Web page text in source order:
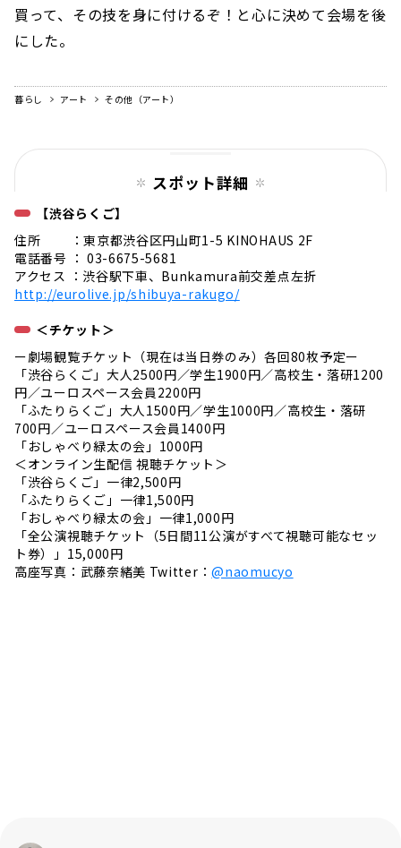
買って、その技を身に付けるぞ！と心に決めて会場を後
にした。
暮らし アート その他（アート）
スポット詳細
【渋谷らくご】
住所 ：東京都渋谷区円山町1-5 KINOHAUS 2F
電話番号 ： 03-6675-5681
アクセス ：渋谷駅下車、Bunkamura前交差点左折
http://eurolive.jp/shibuya-rakugo/
＜チケット＞
ー劇場観覧チケット（現在は当日券のみ）各回80枚予定ー
「渋谷らくご」大人2500円／学生1900円／高校生・落研1200
円／ユーロスペース会員2200円
「ふたりらくご」大人1500円／学生1000円／高校生・落研
700円／ユーロスペース会員1400円
「おしゃべり緑太の会」1000円
＜オンライン生配信 視聴チケット＞
「渋谷らくご」一律2,500円
「ふたりらくご」一律1,500円
「おしゃべり緑太の会」一律1,000円
「全公演視聴チケット（5日間11公演がすべて視聴可能なセッ
ト券）」15,000円
高座写真：武藤奈緒美 Twitter：@naomucyo